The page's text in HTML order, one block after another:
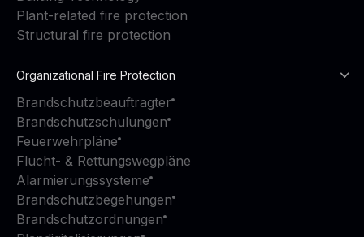
Plant-related fire protection
Structural fire protection
Organizational Fire Protection
Brandschutzbeauftragter
Brandschutzschulungen
Feuerwehrpläne
Flucht- & Rettungswegpläne
Alarmierungssysteme
Brandschutzbegehungen
Brandschutzordnungen